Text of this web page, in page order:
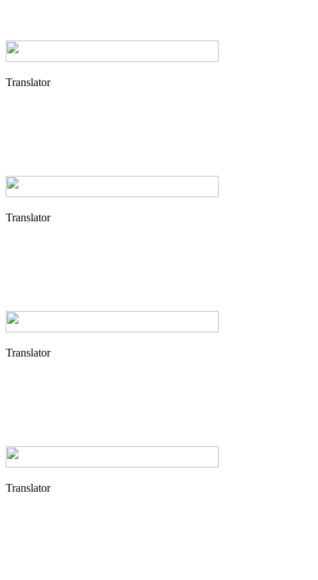
Translator
Translator
Translator
Translator